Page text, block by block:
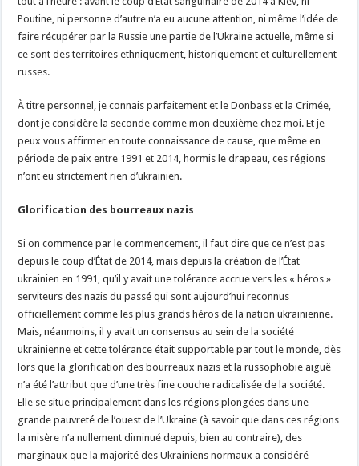
Poutine, ni personne d’autre n’a eu aucune attention, ni même l’idée de
faire récupérer par la Russie une partie de l’Ukraine actuelle, même si
ce sont des territoires ethniquement, historiquement et culturellement
russes.
À titre personnel, je connais parfaitement et le Donbass et la Crimée,
dont je considère la seconde comme mon deuxième chez moi. Et je
peux vous affirmer en toute connaissance de cause, que même en
période de paix entre 1991 et 2014, hormis le drapeau, ces régions
n’ont eu strictement rien d’ukrainien.
Glorification des bourreaux nazis
Si on commence par le commencement, il faut dire que ce n’est pas
depuis le coup d’État de 2014, mais depuis la création de l’État
ukrainien en 1991, qu’il y avait une tolérance accrue vers les « héros »
serviteurs des nazis du passé qui sont aujourd’hui reconnus
officiellement comme les plus grands héros de la nation ukrainienne.
Mais, néanmoins, il y avait un consensus au sein de la société
ukrainienne et cette tolérance était supportable par tout le monde, dès
lors que la glorification des bourreaux nazis et la russophobie aiguë
n’a été l’attribut que d’une très fine couche radicalisée de la société.
Elle se situe principalement dans les régions plongées dans une
grande pauvreté de l’ouest de l’Ukraine (à savoir que dans ces régions
la misère n’a nullement diminué depuis, bien au contraire), des
marginaux que la majorité des Ukrainiens normaux a considéré